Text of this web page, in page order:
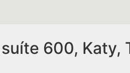
600, Katy,